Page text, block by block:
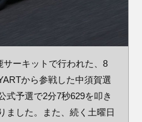
サーキットで行われた、8
から参戦した中須賀選
式予選で2分7秒629を叩き
ました。また、続く土曜日